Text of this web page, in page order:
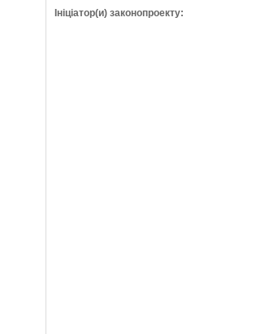
Ініціатор(и) законопроекту: